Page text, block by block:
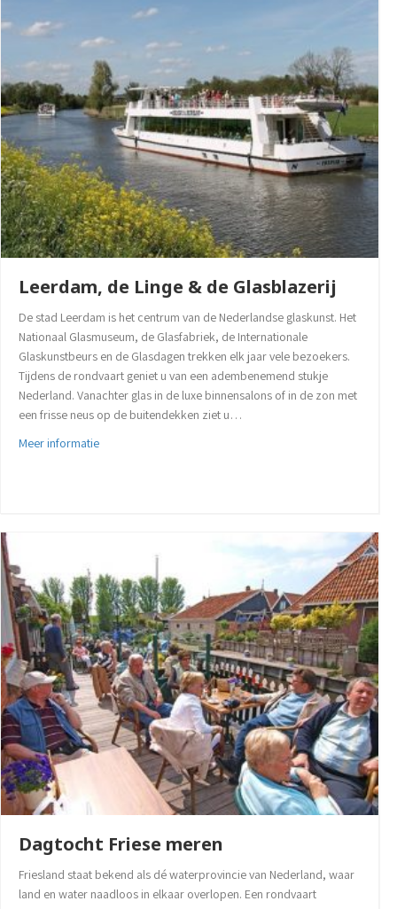
Leerdam, de Linge & de Glasblazerij
De stad Leerdam is het centrum van de Nederlandse glaskunst. Het
Nationaal Glasmuseum, de Glasfabriek, de Internationale
Glaskunstbeurs en de Glasdagen trekken elk jaar vele bezoekers.
Tijdens de rondvaart geniet u van een adembenemend stukje
Nederland. Vanachter glas in de luxe binnensalons of in de zon met
een frisse neus op de buitendekken ziet u…
Meer informatieabout Leerdam, de Linge & de Glasblazerij
Dagtocht Friese meren
Friesland staat bekend als dé waterprovincie van Nederland, waar
land en water naadloos in elkaar overlopen. Een rondvaart